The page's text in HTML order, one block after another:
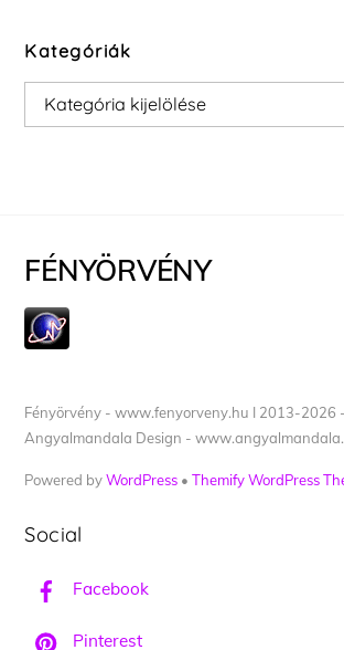
Kategóriák
Kategóriák
FÉNYÖRVÉNY
Fényörvény - www.fenyorveny.hu I 2013-2026
Angyalmandala Design -
Powered byWordPress •Themify WordPress
Social
Facebook
Pinterest